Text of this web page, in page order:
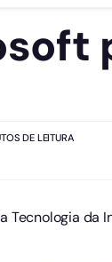
DE LEITURA
da